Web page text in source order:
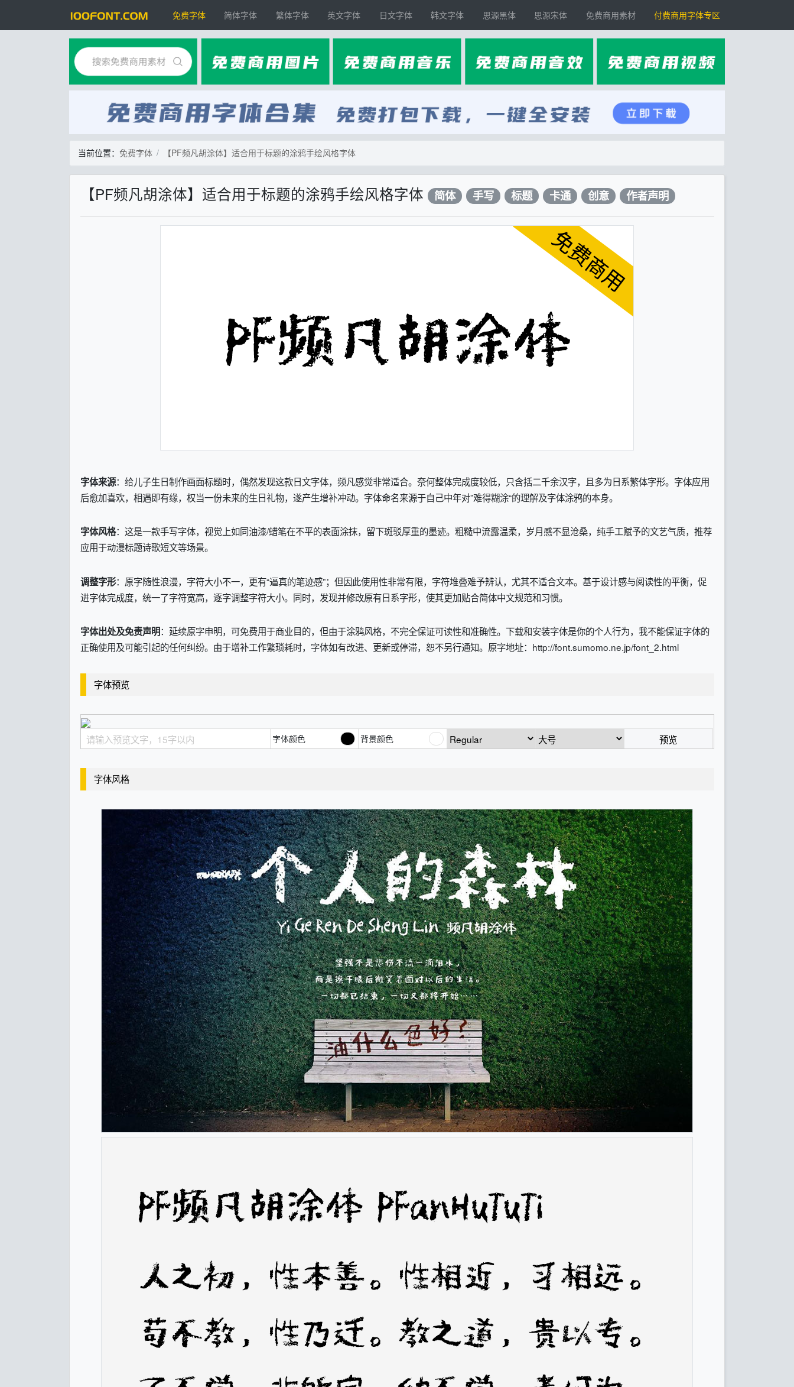
免费字体 简体字体 繁体字体 英文字体 日文字体 韩文字体 思源黑体 思源宋体 免费商用素材 付费商用字体专区
当前位置： 免费字体 【PF频凡胡涂体】适合用于标题的涂鸦手绘风格字体
【PF频凡胡涂体】适合用于标题的涂鸦手绘风格字体 简体 手写 标题 卡通 创意 作者声明
字体来源：给儿子生日制作画面标题时，偶然发现这款日文字体，频凡感觉非常适合。奈何整体完成度较低，只含括二千余汉字，且多为日系繁体字形。字体应用
后愈加喜欢，相遇即有缘，权当一份未来的生日礼物，遂产生增补冲动。字体命名来源于自己中年对”难得糊涂“的理解及字体涂鸦的本身。
字体风格：这是一款手写字体，视觉上如同油漆/蜡笔在不平的表面涂抹，留下斑驳厚重的墨迹。粗糙中流露温柔，岁月感不显沧桑，纯手工赋予的文艺气质，推荐
应用于动漫标题诗歌短文等场景。
调整字形：原字随性浪漫，字符大小不一，更有“逼真的笔迹感”；但因此使用性非常有限，字符堆叠难予辨认，尤其不适合文本。基于设计感与阅读性的平衡，促
进字体完成度，统一了字符宽高，逐字调整字符大小。同时，发现并修改原有日系字形，使其更加贴合简体中文规范和习惯。
字体出处及免责声明：延续原字申明，可免费用于商业目的，但由于涂鸦风格，不完全保证可读性和准确性。下载和安装字体是你的个人行为，我不能保证字体的
正确使用及可能引起的任何纠纷。由于增补工作繁琐耗时，字体如有改进、更新或停滞，恕不另行通知。原字地址：http://font.sumomo.ne.jp/font_2.html
字体预览
字体颜色 背景颜色 预览
字体风格